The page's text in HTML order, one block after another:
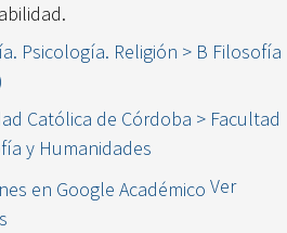
Psicología. Religión > B Filosofía
Católica de Córdoba > Facultad
y Humanidades
Ver